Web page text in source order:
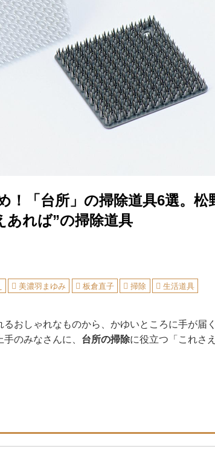
！「台所」の掃除道具6選。松
あれば”の掃除道具
美濃羽まゆみ 板倉直子 掃除 生活道具
おしゃれなものから、かゆいところに手が届
のみなさんに、 台所の掃除に役立つ「これさ